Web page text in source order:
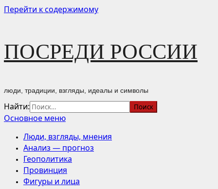
Перейти к содержимому
ПОСРЕДИ РОССИИ
люди, традиции, взгляды, идеалы и символы
Найти:
Основное меню
Люди, взгляды, мнения
Анализ — прогноз
Геополитика
Провинция
Фигуры и лица